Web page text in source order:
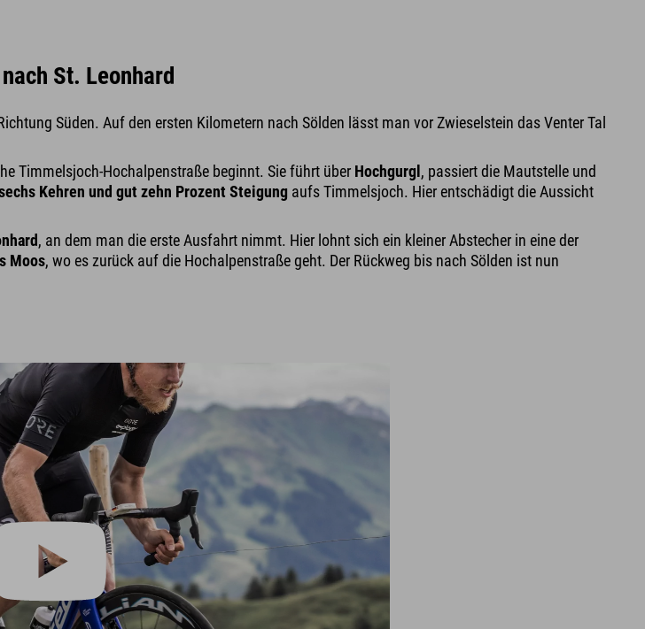
St. Leonhard
Süden. Auf den ersten Kilometern nach Sölden lässt man vor Zwieselstein das Venter Tal
Timmelsjoch-Hochalpenstraße beginnt. Sie führt über Hochgurgl, passiert die Mautstelle und
Kehren und gut zehn Prozent Steigung aufs Timmelsjoch. Hier entschädigt die Aussicht
, an dem man die erste Ausfahrt nimmt. Hier lohnt sich ein kleiner Abstecher in eine der
Moos, wo es zurück auf die Hochalpenstraße geht. Der Rückweg bis nach Sölden ist nun